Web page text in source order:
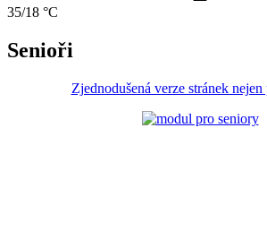
35/18 °C
Senioři
Zjednodušená verze stránek